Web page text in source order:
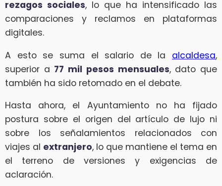
rezagos sociales, lo que ha intensificado las
comparaciones y reclamos en plataformas
digitales.
A esto se suma el salario de la alcaldesa,
superior a 77 mil pesos mensuales, dato que
también ha sido retomado en el debate.
Hasta ahora, el Ayuntamiento no ha fijado
postura sobre el origen del artículo de lujo ni
sobre los señalamientos relacionados con
viajes al extranjero, lo que mantiene el tema en
el terreno de versiones y exigencias de
aclaración.